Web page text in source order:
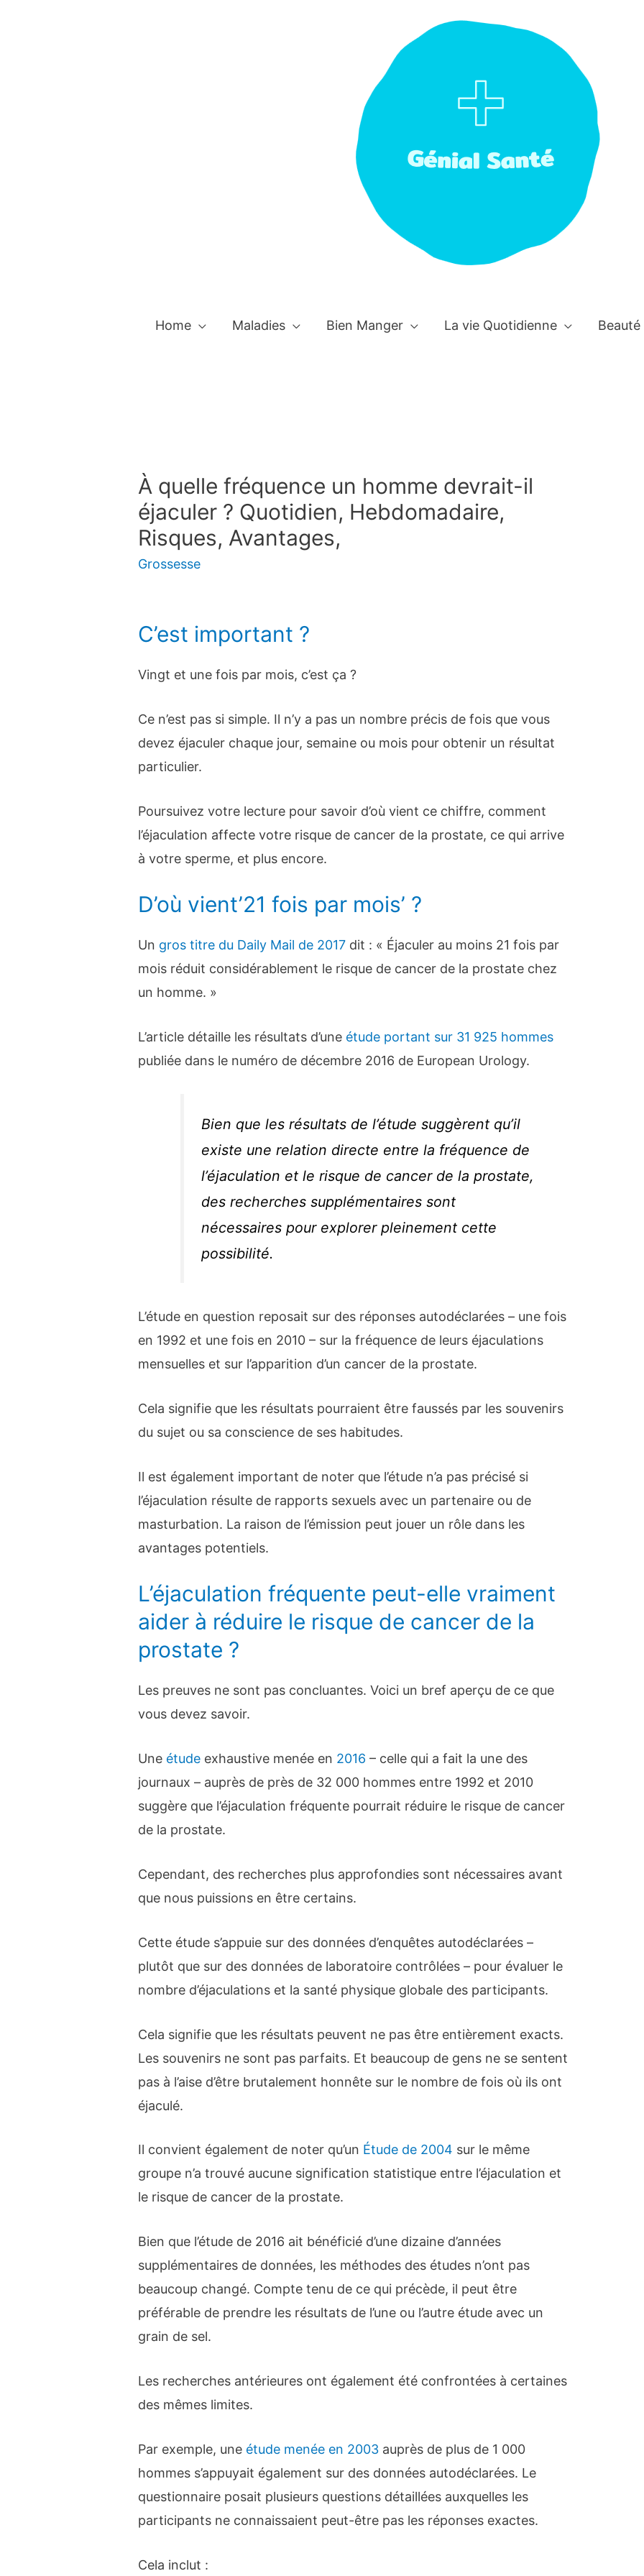
Home Maladies Bien Manger La vie Quotidienne Beauté
À quelle fréquence un homme devrait-il
éjaculer ? Quotidien, Hebdomadaire,
Risques, Avantages,
Grossesse
C’est important ?
Vingt et une fois par mois, c’est ça ?
Ce n’est pas si simple. Il n’y a pas un nombre précis de fois que vous
devez éjaculer chaque jour, semaine ou mois pour obtenir un résultat
particulier.
Poursuivez votre lecture pour savoir d’où vient ce chiffre, comment
l’éjaculation affecte votre risque de cancer de la prostate, ce qui arrive
à votre sperme, et plus encore.
D’où vient’21 fois par mois’ ?
Un gros titre du Daily Mail de 2017 dit : « Éjaculer au moins 21 fois par
mois réduit considérablement le risque de cancer de la prostate chez
un homme. »
L’article détaille les résultats d’une étude portant sur 31 925 hommes
publiée dans le numéro de décembre 2016 de European Urology.
Bien que les résultats de l’étude suggèrent qu’il
existe une relation directe entre la fréquence de
l’éjaculation et le risque de cancer de la prostate,
des recherches supplémentaires sont
nécessaires pour explorer pleinement cette
possibilité.
L’étude en question reposait sur des réponses autodéclarées – une fois
en 1992 et une fois en 2010 – sur la fréquence de leurs éjaculations
mensuelles et sur l’apparition d’un cancer de la prostate.
Cela signifie que les résultats pourraient être faussés par les souvenirs
du sujet ou sa conscience de ses habitudes.
Il est également important de noter que l’étude n’a pas précisé si
l’éjaculation résulte de rapports sexuels avec un partenaire ou de
masturbation. La raison de l’émission peut jouer un rôle dans les
avantages potentiels.
L’éjaculation fréquente peut-elle vraiment
aider à réduire le risque de cancer de la
prostate ?
Les preuves ne sont pas concluantes. Voici un bref aperçu de ce que
vous devez savoir.
Une étude exhaustive menée en 2016 – celle qui a fait la une des
journaux – auprès de près de 32 000 hommes entre 1992 et 2010
suggère que l’éjaculation fréquente pourrait réduire le risque de cancer
de la prostate.
Cependant, des recherches plus approfondies sont nécessaires avant
que nous puissions en être certains.
Cette étude s’appuie sur des données d’enquêtes autodéclarées –
plutôt que sur des données de laboratoire contrôlées – pour évaluer le
nombre d’éjaculations et la santé physique globale des participants.
Cela signifie que les résultats peuvent ne pas être entièrement exacts.
Les souvenirs ne sont pas parfaits. Et beaucoup de gens ne se sentent
pas à l’aise d’être brutalement honnête sur le nombre de fois où ils ont
éjaculé.
Il convient également de noter qu’un Étude de 2004 sur le même
groupe n’a trouvé aucune signification statistique entre l’éjaculation et
le risque de cancer de la prostate.
Bien que l’étude de 2016 ait bénéficié d’une dizaine d’années
supplémentaires de données, les méthodes des études n’ont pas
beaucoup changé. Compte tenu de ce qui précède, il peut être
préférable de prendre les résultats de l’une ou l’autre étude avec un
grain de sel.
Les recherches antérieures ont également été confrontées à certaines
des mêmes limites.
Par exemple, une étude menée en 2003 auprès de plus de 1 000
hommes s’appuyait également sur des données autodéclarées. Le
questionnaire posait plusieurs questions détaillées auxquelles les
participants ne connaissaient peut-être pas les réponses exactes.
Cela inclut :